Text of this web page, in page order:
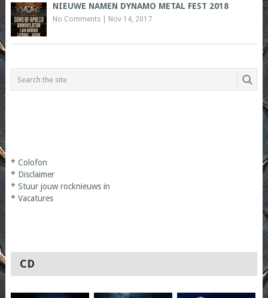
NIEUWE NAMEN DYNAMO METAL FEST 2018
No Comments| Nov 14, 2017
* Colofon
* Disclaimer
* Stuur jouw rocknieuws in
* Vacatures
CD